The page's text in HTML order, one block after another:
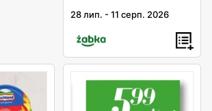
28 лип. -11 серп. 2026